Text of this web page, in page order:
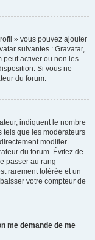
» vous pouvez ajouter
suivantes : Gravatar,
peut activer ou non les
Si vous ne
du forum.
indiquent le nombre
tels que les modérateurs
modifier
du forum. Évitez de
passer au rang
rarement tolérée et un
votre compteur de
me demande de me